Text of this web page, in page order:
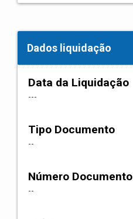
Dados liquidação
Data da Liquidação
---
Tipo Documento
--
Número Documento
--